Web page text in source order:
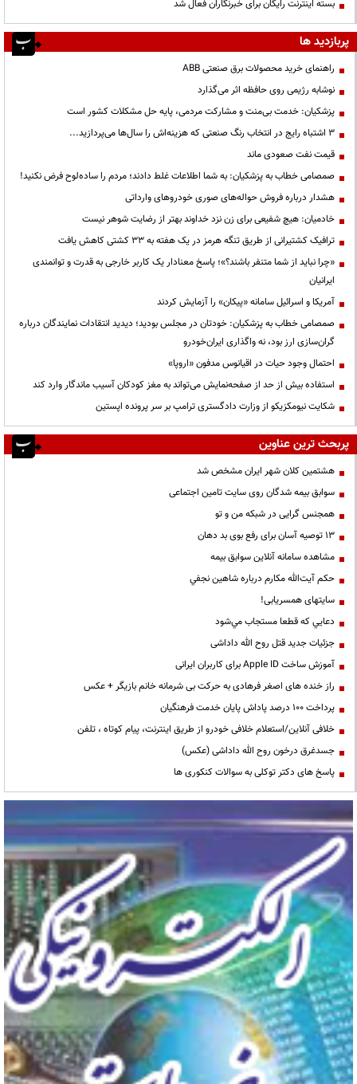
بسته اینترنت رایگان برای خبرنگاران فعال شد
پربازدید ها
راهنمای خرید محصولات برق صنعتی ABB
نوشابه رژیمی روی حافظه اثر می‌گذارد
پزشکیان: خدمت بی‌منت و مشارکت مردمی، پایه حل مشکلات کشور است
3 اشتباه رایج در انتخاب رنگ صنعتی که هزینه‌اش را سال‌ها می‌پردازید...
قیمت نفت صعودی ماند
صمصامی خطاب به پزشکیان: به شما اطلاعات غلط دادند؛ مردم را ساده‌لوح فرض نکنید!
هشدار درباره فروش حواله‌های صوری خودروهای وارداتی
خادمیان: هیچ شفیعی برای زن نزد خداوند بهتر از رضایت شوهر نیست
ترافیک کشتیرانی از طریق تنگه هرمز در یک هفته به ۳۳ کشتی کاهش یافت
«چرا نباید از شما متنفر باشند؟»؛ پاسخ معنادار یک کاربر خارجی به قدرت و توانمندی
ایرانیان
آمریکا و اسرائیل سامانه «پیکان» را آزمایش کردند
صمصامی خطاب به پزشکیان: خودتان در مجلس بودید؛ دیدید انتقادات نمایندگان درباره
گران‌سازی ارز بود، نه واگذاری ایران‌خودرو
احتمال وجود حیات در اقیانوس مدفون «اروپا»
استفاده بیش از حد از صفحه‌نمایش می‌تواند به مغز کودکان آسیب ماندگار وارد کند
شکایت نیومکزیکو از وزارت دادگستری ترامپ بر سر پرونده اپستین
پربحث ترین عناوین
هشتمین کلان شهر ایران مشخص شد
سوابق بیمه شدگان روی سایت تامین اجتماعی
همجنس گرایی در شبکه من و تو
13 توصیه آسان برای رفع بوی بد دهان
مشاهده سامانه آنلاين سوابق بیمه
حكم آيت‌الله مكارم درباره شاهين نجفي
سایتهای همسریابی!
دعايي كه قطعا مستجاب مي‌شود
جزئیات جدید قتل روح الله داداشی
آموزش ساخت Apple ID برای کاربران ایرانی
راز خنده های اصغر فرهادی به حرکت بی شرمانه خانم بازیگر + عکس
پرداخت ۱۰۰ درصد پاداش پایان خدمت فرهنگیان
خلافی آنلاین/استعلام خلافی خودرو از طریق اینترنت، پیام کوتاه ، تلفن
جسدغرق درخون روح الله داداشی (عکس)
پاسخ های دکتر توکلی به سوالات کنکوری ها